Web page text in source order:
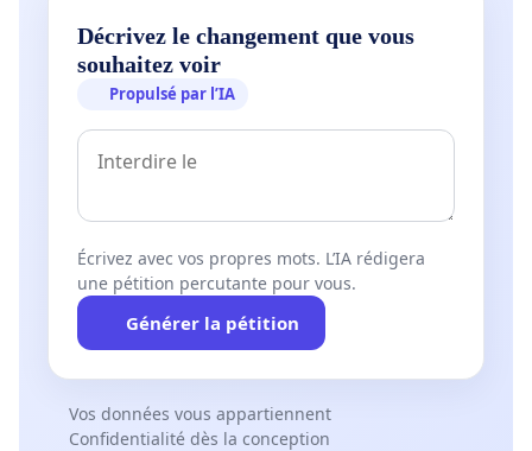
Décrivez le changement que vous
souhaitez voir
Propulsé par l’IA
Écrivez avec vos propres mots. L’IA rédigera
une pétition percutante pour vous.
Générer la pétition
Vos données vous appartiennent
Confidentialité dès la conception